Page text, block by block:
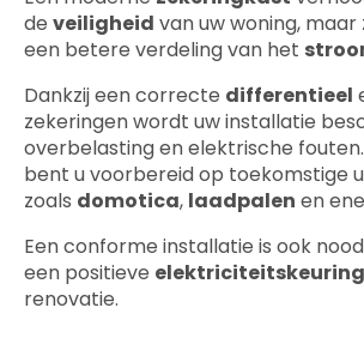
de veiligheid van uw woning,
een betere verdeling van het
Dankzij een correcte differentieel
zekeringen wordt uw installatie
overbelasting en elektrische
bent u voorbereid op toekomstige
zoals domotica, laadpalen en
Een conforme installatie is ook
een positieve elektriciteitskeuring
renovatie.